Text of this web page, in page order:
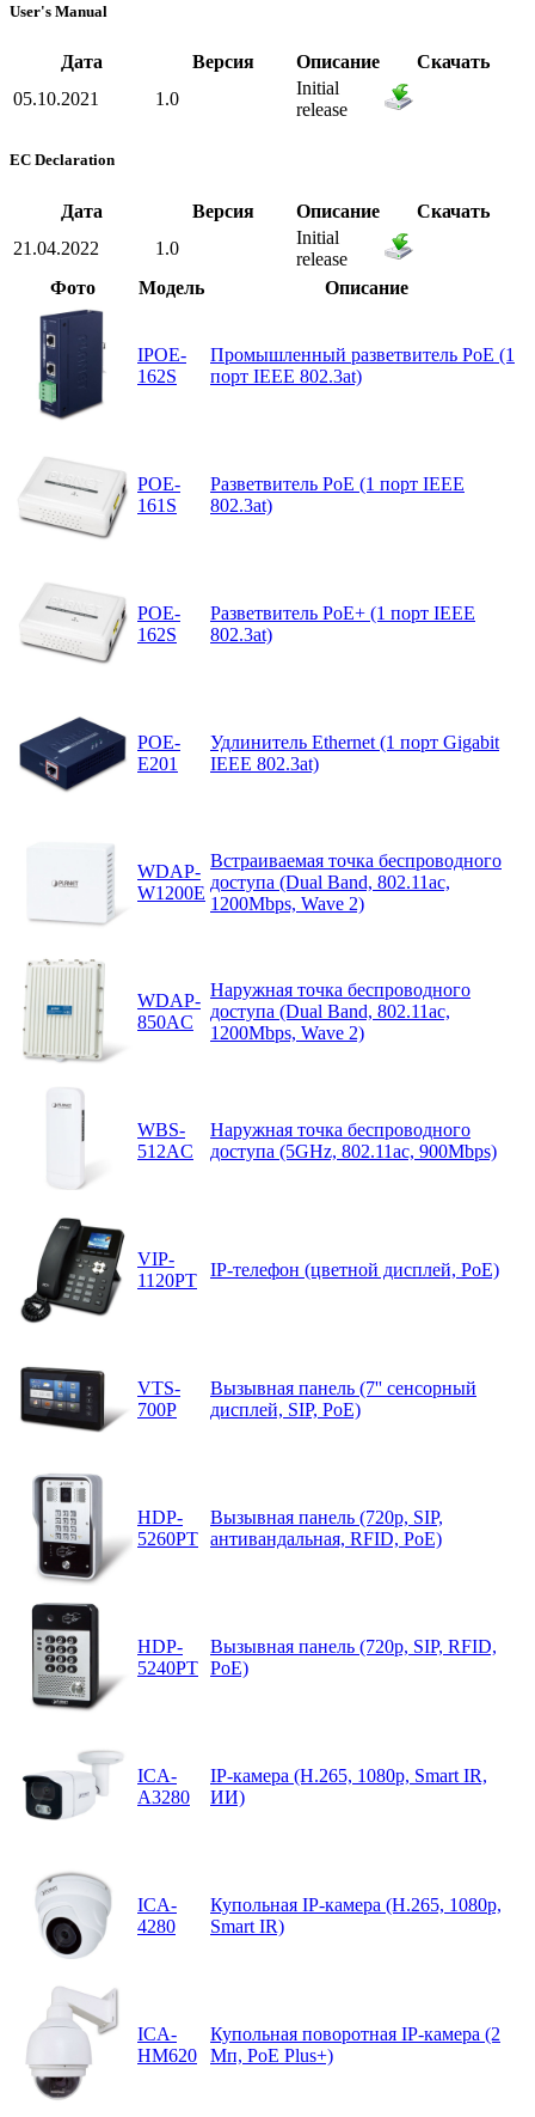
User's Manual
Дата Версия Описание
Скачать
05.10.2021
1.0
Initial
release
EC Declaration
Дата Версия Описание
Скачать
21.04.2022
1.0
Initial
release
Фото
Модель Описание
IPOE-
162S
Промышленный разветвитель PoE (1
порт IEEE 802.3at)
POE-
161S
Разветвитель PoE (1 порт IEEE
802.3at)
POE-
162S
Разветвитель PoE+ (1 порт IEEE
802.3at)
POE-
E201
Удлинитель Ethernet (1 порт Gigabit
IEEE 802.3at)
WDAP-
W1200E
Встраиваемая точка беспроводного
доступа (Dual Band, 802.11ac,
1200Mbps, Wave 2)
WDAP-
850AC
Наружная точка беспроводного
доступа (Dual Band, 802.11ac,
1200Mbps, Wave 2)
WBS-
512AC
Наружная точка беспроводного
доступа (5GHz, 802.11ac, 900Mbps)
VIP-
1120PT
IP-телефон (цветной дисплей, PoE)
VTS-
700P
Вызывная панель (7'' сенсорный
дисплей, SIP, PoE)
HDP-
5260PT
Вызывная панель (720p, SIP,
антивандальная, RFID, PoE)
HDP-
5240PT
Вызывная панель (720p, SIP, RFID,
PoE)
ICA-
A3280
IP-камера (H.265, 1080p, Smart IR,
ИИ)
ICA-
4280
Купольная IP-камера (H.265, 1080p,
Smart IR)
ICA-
HM620
Купольная поворотная IP-камера (2
Мп, PoE Plus+)